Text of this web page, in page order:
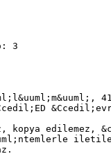
3
kopya edilemez,